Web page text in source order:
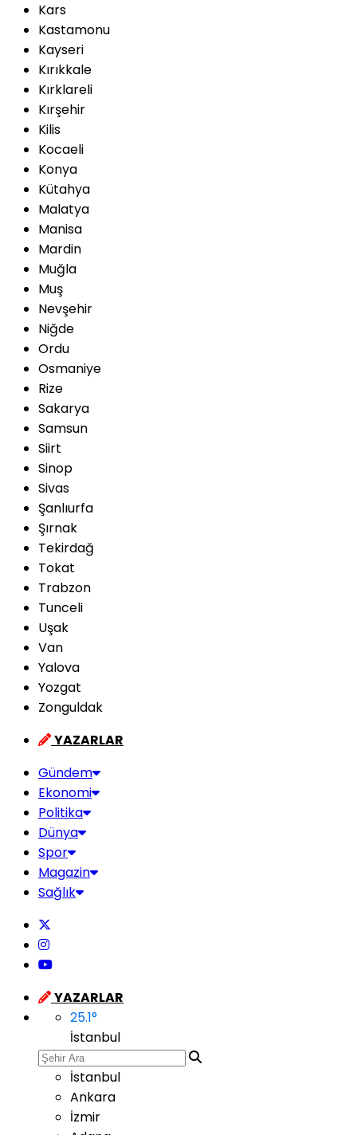
Kars
Kastamonu
Kayseri
Kırıkkale
Kırklareli
Kırşehir
Kilis
Kocaeli
Konya
Kütahya
Malatya
Manisa
Mardin
Muğla
Muş
Nevşehir
Niğde
Ordu
Osmaniye
Rize
Sakarya
Samsun
Siirt
Sinop
Sivas
Şanlıurfa
Şırnak
Tekirdağ
Tokat
Trabzon
Tunceli
Uşak
Van
Yalova
Yozgat
Zonguldak
YAZARLAR
Gündem
Ekonomi
Politika
Dünya
Spor
Magazin
Sağlık
YAZARLAR
25.1°
İstanbul
İstanbul
Ankara
İzmir